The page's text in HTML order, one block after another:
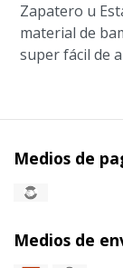
Zapatero u
material de
super fácil de
Medios de
Medios de